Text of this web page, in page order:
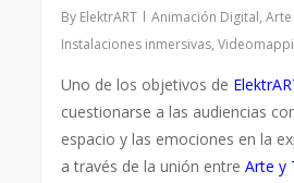
By ElektrART Animación Digital,
Instalaciones inmersivas,
Uno de los objetivos de
cuestionarse a las audiencias
espacio y las emociones en la
a través de la unión entreArte y